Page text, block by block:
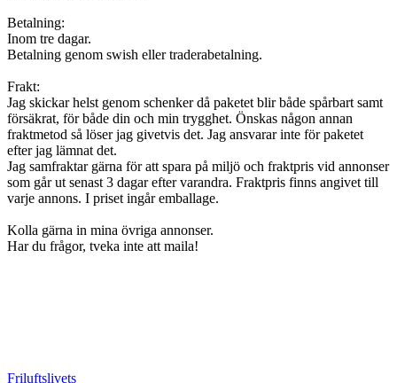
Betalning:
Inom tre dagar.
Betalning genom swish eller traderabetalning.
Frakt:
Jag skickar helst genom schenker då paketet blir både spårbart samt
försäkrat, för både din och min trygghet. Önskas någon annan
fraktmetod så löser jag givetvis det. Jag ansvarar inte för paketet
efter jag lämnat det.
Jag samfraktar gärna för att spara på miljö och fraktpris vid annonser
som går ut senast 3 dagar efter varandra. Fraktpris finns angivet till
varje annons. I priset ingår emballage.
Kolla gärna in mina övriga annonser.
Har du frågor, tveka inte att maila!
Friluftslivets